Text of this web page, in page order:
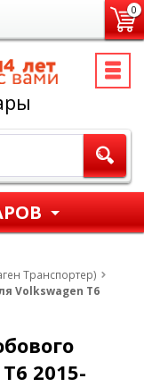
0
Транспортер)
Volkswagen T6
2015-